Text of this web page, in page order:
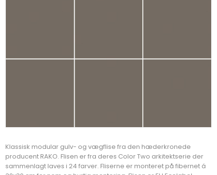
Klassisk modular gulv- og vægflise fra den hæderkronede
producent RAKO. Flisen er fra deres Color Two arkitektserie der
sammenlagt laves i 24 farver. Fliserne er monteret på fibernet á